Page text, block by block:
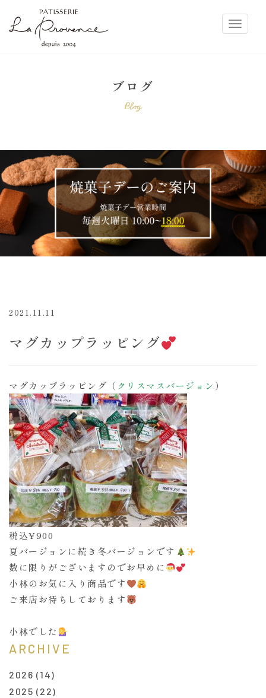
ブログ
Blog
2021.11.11
マグカップラッピング
マグカップラッピング（ クリスマスバージョン）
税込¥900
夏バージョンに続き冬バージョンです
数に限りがございますのでお早めに
小林のお気に入り商品です
ご来店お待ちしております
小林でした
ARCHIVE
2026 (14)
2025 (22)